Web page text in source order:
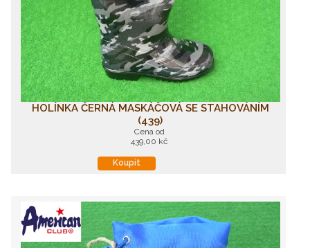
HOLÍNKA ČERNÁ MASKÁČOVÁ SE STAHOVÁNÍM
(439)
Cena od
439,00 kč
Koupit